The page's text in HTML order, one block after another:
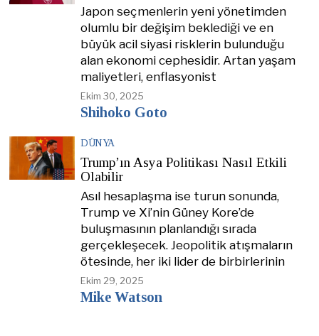
Japon seçmenlerin yeni yönetimden
olumlu bir değişim beklediği ve en
büyük acil siyasi risklerin bulunduğu
alan ekonomi cephesidir. Artan yaşam
maliyetleri, enflasyonist
Ekim 30, 2025
Shihoko Goto
DÜNYA
Trump’ın Asya Politikası Nasıl Etkili
Olabilir
Asıl hesaplaşma ise turun sonunda,
Trump ve Xi’nin Güney Kore’de
buluşmasının planlandığı sırada
gerçekleşecek. Jeopolitik atışmaların
ötesinde, her iki lider de birbirlerinin
Ekim 29, 2025
Mike Watson